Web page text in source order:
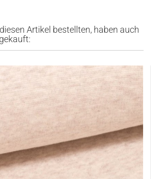
Artikel bestellten, haben auch